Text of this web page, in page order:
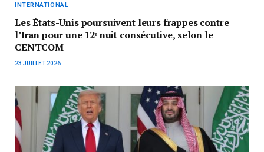
INTERNATIONAL
Les États-Unis poursuivent leurs frappes contre
l’Iran pour une 12ᵉ nuit consécutive, selon le
CENTCOM
23 JUILLET 2026